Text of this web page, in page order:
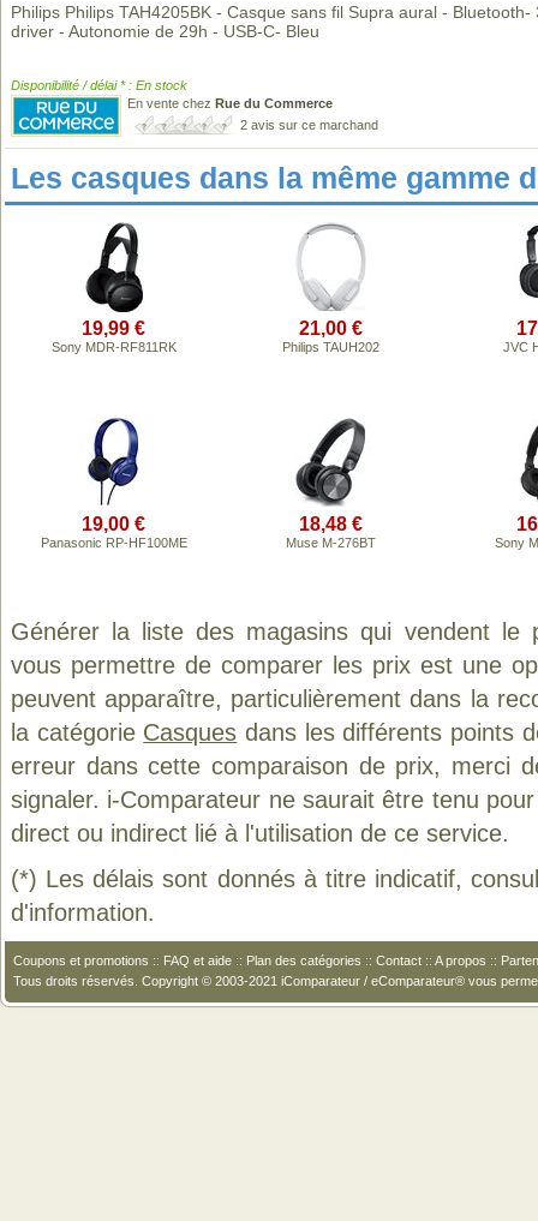
Philips Philips TAH4205BK - Casque sans fil Supra aural - Bluetooth-
driver - Autonomie de 29h - USB-C- Bleu
Disponibilité / délai * : En stock
En vente chez Rue du Commerce
2 avis sur ce marchand
Les casques dans la même gamme
19,99 €
Sony MDR-RF811RK
21,00 €
Philips TAUH202 JVC
19,00 €
Panasonic RP-HF100ME
18,48 €
Muse M-276BT Sony
Générer la liste des magasins qui vendent le
vous permettre de comparer les prix est une
peuvent apparaître, particulièrement dans la
la catégorie Casques dans les différents points
erreur dans cette comparaison de prix, merci
signaler. i-Comparateur ne saurait être tenu
direct ou indirect lié à l'utilisation de ce service.
(*) Les délais sont donnés à titre indicatif,
d'information.
Coupons et promotions :: FAQ et aide :: Plan des catégories :: Contact :: A propos ::
Tous droits réservés. Copyright © 2003-2021 iComparateur / eComparateur® vous